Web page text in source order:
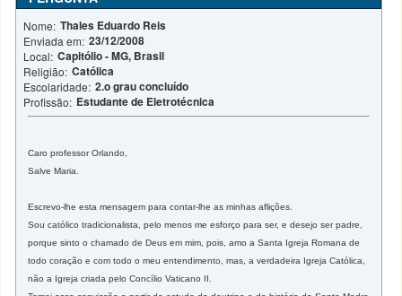
Nome: Thales Eduardo Reis
Enviada em: 23/12/2008
Local: Capitólio - MG, Brasil
Religião: Católica
Escolaridade: 2.o grau concluído
Profissão: Estudante de Eletrotécnica
Caro professor Orlando,
Salve Maria.
Escrevo-lhe esta mensagem para contar-lhe as minhas aflições.
Sou católico tradicionalista, pelo menos me esforço para ser, e desejo ser padre,
porque sinto o chamado de Deus em mim, pois, amo a Santa Igreja Romana de
todo coração e com todo o meu entendimento, mas, a verdadeira Igreja Católica,
não a Igreja criada pelo Concílio Vaticano II.